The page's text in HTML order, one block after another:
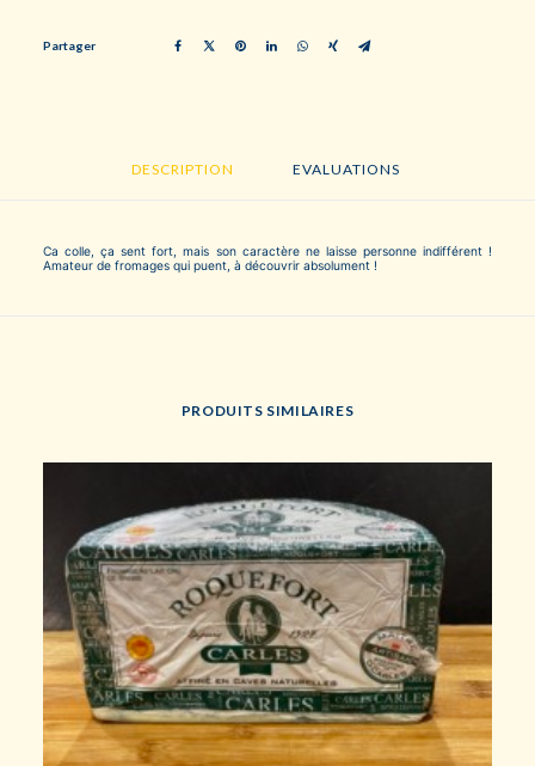
Partager
DESCRIPTION EVALUATIONS
Ca colle, ça sent fort, mais son caractère ne laisse personne indifférent !
Amateur de fromages qui puent, à découvrir absolument !
PRODUITS SIMILAIRES